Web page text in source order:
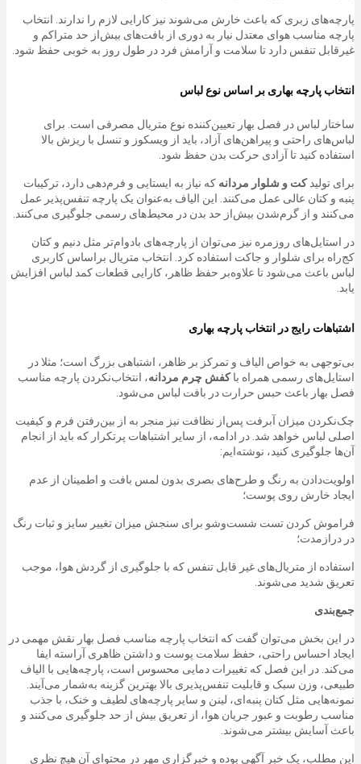
پارچه‌های زبری که باعث خارش می‌شوند نیز کارایی لازم را ندارند. انتخاب
پارچه مناسب هوای معتدل نیار به دوری از بافت‌های بیش‌از حد متراکم و
غیرقابل تنفس‌ دارد تا سلامت و آرامش فرد در طول روز به خوبی حفظ شود.
انتخاب پارچه بهاری بر اساس نوع لباس
ساختار لباس در فصل بهار تعیین‌کننده نوع متریال مصرفی است. برای
لباس‌های راحتی و پیراهن‌های آزاد، باید از ویسکوز و تنسل با ریزش بالا
استفاده کنید تا آزادی حرکت بدن حفظ شود.
برای تولیدکت و شلوار مردانه که نیاز به ایستایی و فرم‌دهی دارد، ترکیبات
پنبه و کتان عالی عمل می‌کنند. این الیاف به‌عنوان یک پارچه تنفس‌پذیر عمل
می‌کنند و از گرم‌شدن بیش‌از حد بدن در محیط‌های رسمی جلوگیری می‌کنند.
در استایل‌های روزمره نیز می‌توان از پارچه‌های بادوام‌تر مثل دنیم و کتان
کج‌راه برای شلوار و جاکت استفاده کرد. انتخاب متریال براساس کاربری
لباس باعث می‌شود تا علاوه‌بر حفظ ظاهر، کارایی قطعات کمد لباس افزایش
یابد.
اشتباهات رایج در انتخاب پارچه بهاری
بی‌توجهی به خواص الیاف و تمرکز بر ظاهر، اشتباهی بزرگ است؛ مثلا در
استایل‌های رسمی همراه باکفش چرم مردانه، انتخاب‌نکردن پارچه مناسب
فصل بهار باعث حبس حرارت در بافت لباس می‌شود.
چک‌نکردن میزان آبرفت پس‌از نظافت نیز منجر به از بین‌رفتن فرم و کیفیت
اصلی لباس خواهد شد. در ادامه، از سایر اشتباهات پرتکرار که باید از انجام
آن‌ها جلوگیری کنید، نوشته‌ایم:
اولویت‌دادن به رنگ و طرح‌های بصری بدون لمس بافت و اطمینان از عدم
ایجاد خارش روی پوست؛
فراموش کردن تست شست‌وشو برای سنجش میزان تغییر سایز و ثبات رنگ
در درازمدت؛
استفاده از متریال‌های غیر قابل تنفس که با جلوگیری از گردش هوا، موجب
تعریق شدید می‌شوند.
جمع‌بندی
در این بخش می‌توان گفت که انتخاب پارچه مناسب فصل بهار نقش مهمی در
ایجاد احساس راحتی، حفظ سلامت پوست و داشتن ظاهری آراسته ایفا
می‌کند. در این فصل که تغییرات دمایی محسوس است، پارچه‌هایی با الیاف
طبیعی، وزن سبک و قابلیت تنفس‌پذیری بالا بهترین گزینه به‌شمار می‌آیند.
نمونه‌هایی مثل کتان پنبه‌ای، لینن و سایر پارچه‌های لطیف و خنک، با جذب
مناسب رطوبت و عبور جریان هوا، از تعریق بیش از حد جلوگیری می‌کنند و
باعث آسایش بیشتر می‌شوند.
این مطلب، یک خبر آگهی بوده و خبرگزاری مهر در محتوای آن هیچ نظری